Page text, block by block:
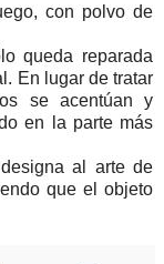
con polvo de
queda reparada
En lugar de tratar
se acentúan y
en la parte más
al arte de
que el objeto